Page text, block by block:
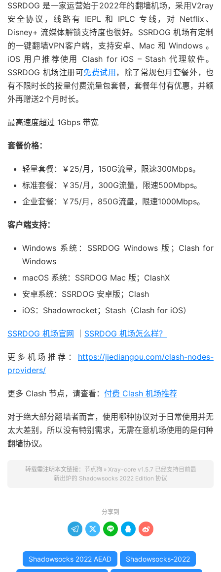
SSRDOG 是一家运营始于2022年的翻墙机场，采用V2ray
安全协议，线路有 IEPL 和 IPLC 专线，对 Netflix、
Disney+ 流媒体解锁支持度也很好。SSRDOG 机场有定制
的一键翻墙VPN客户端，支持安卓、Mac 和 Windows 。
iOS 用户推荐使用 Clash for iOS – Stash 代理软件。
SSRDOG 机场注册可免费试用 ，除了常规包月套餐外，也
有不限时长的按量付费流量包套餐，套餐年付有优惠，并额
外再赠送2个月时长。
最高速度超过 1Gbps 带宽
套餐价格：
轻量套餐：￥25/月，150G流量，限速300Mbps。
标准套餐：￥35/月，300G流量，限速500Mbps。
企业套餐：￥75/月，850G流量，限速1000Mbps。
客户端支持：
Windows 系统：SSRDOG Windows 版；Clash for
Windows
macOS 系统：SSRDOG Mac 版；ClashX
安卓系统：SSRDOG 安卓版；Clash
iOS：Shadowrocket；Stash（Clash for iOS）
SSRDOG 机场官网 SSRDOG 机场怎么样？
更多机场推荐： https://jiediangou.com/clash-nodes-
providers/
更多 Clash 节点，请查看： 付费 Clash 机场推荐
对于绝大部分翻墙者而言，使用哪种协议对于日常使用并无
太大差别，所以没有特别需求，无需在意机场使用的是何种
翻墙协议。
转载需注明本文链接： 节点狗 » Xray-core v1.5.7 已经支持目前最
新出炉的 Shadowsocks 2022 Edition 协议
分享到
    
Shadowsocks 2022 AEAD Shadowsocks-2022